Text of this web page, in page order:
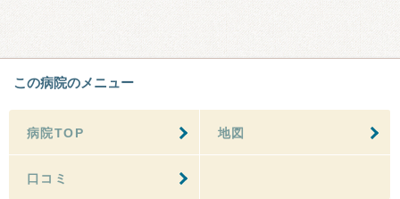
この病院のメニュー
病院TOP 地図
口コミ